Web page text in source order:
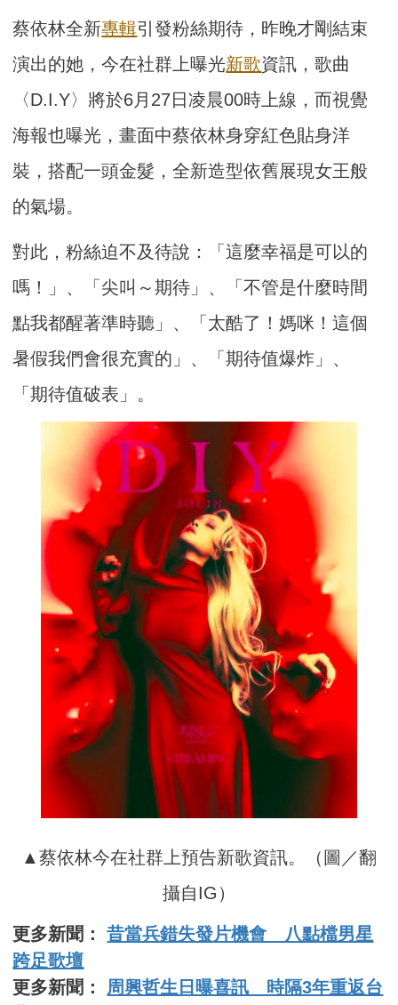
蔡依林全新專輯引發粉絲期待，昨晚才剛結束
演出的她，今在社群上曝光新歌資訊，歌曲
〈D.I.Y〉將於6月27日凌晨00時上線，而視覺
海報也曝光，畫面中蔡依林身穿紅色貼身洋
裝，搭配一頭金髮，全新造型依舊展現女王般
的氣場。
對此，粉絲迫不及待說：「這麼幸福是可以的
嗎！」、「尖叫～期待」、「不管是什麼時間
點我都醒著準時聽」、「太酷了！媽咪！這個
暑假我們會很充實的」、「期待值爆炸」、
「期待值破表」。
▲蔡依林今在社群上預告新歌資訊。（圖／翻
攝自IG）
更多新聞：昔當兵錯失發片機會 八點檔男星
跨足歌壇
更多新聞： 周興哲生日曝喜訊 時隔3年重返台